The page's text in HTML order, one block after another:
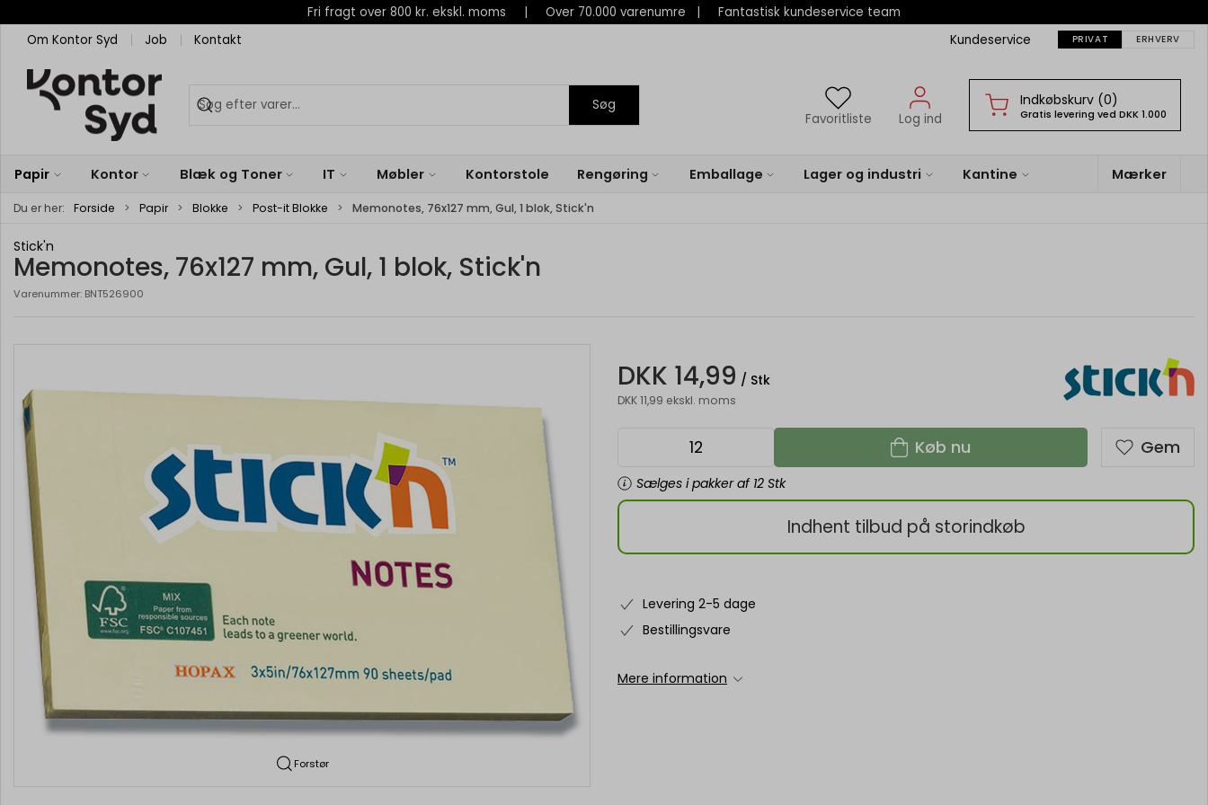
Fri fragt over 800 kr. ekskl. moms | Over 70.000 varenumre | Fantastisk kundeservice team
Om Kontor Syd
Job Kontakt Kundeservice PRIVAT ERHVERV
Søg
Favoritliste
Log ind
Indkøbskurv (0)
Gratis levering ved DKK 1.000
Papir Kontor Blæk og Toner IT Møbler Kontorstole Rengøring Emballage Lager og industri Kantine Mærker
Du er her: Forside Papir Blokke Post-it Blokke Memonotes, 76x127 mm, Gul, 1 blok, Stick'n
Stick'n
Memonotes, 76x127 mm, Gul, 1 blok, Stick'n
Varenummer: BNT526900
Forstør
DKK 14,99 / Stk
DKK 11,99 ekskl. moms
Køb nu
Sælges i pakker af 12 Stk
Gem
Indhent tilbud på storindkøb
Levering 2-5 dage
Bestillingsvare
Mere information